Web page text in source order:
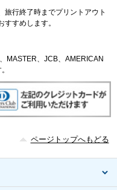
旅行終了時までプリントアウト
すめします。
MASTER、JCB、AMERICAN
ページトップへもどる